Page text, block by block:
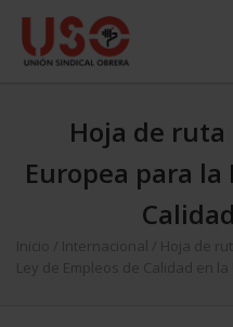
Hoja de ruta
Europea para la
Inicio Internacional
Hoja de
Ley de Empleos de Calidad en la